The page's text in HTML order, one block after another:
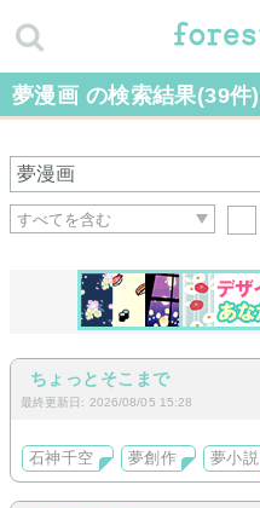
夢漫画 の検索結果(39件)
ちょっとそこまで
最終更新日: 2026/08/05 15:28
石神千空 夢創作 夢小説